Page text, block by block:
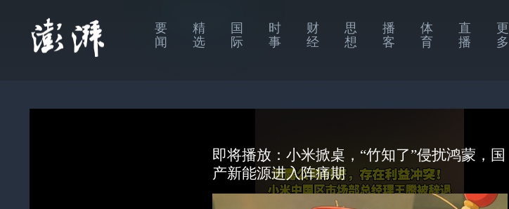
要
闻
精
选
国
际
时
事
财
经
思
想
播
客
体
育
直
播
更
多
即将播放： 小米掀桌，“竹知了”侵扰鸿蒙，国
产新能源进入阵痛期